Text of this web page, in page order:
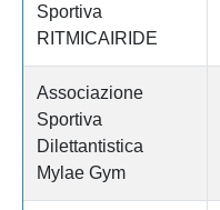
Sportiva
RITMICAIRIDE
Associazione
Sportiva
Dilettantistica
Mylae Gym